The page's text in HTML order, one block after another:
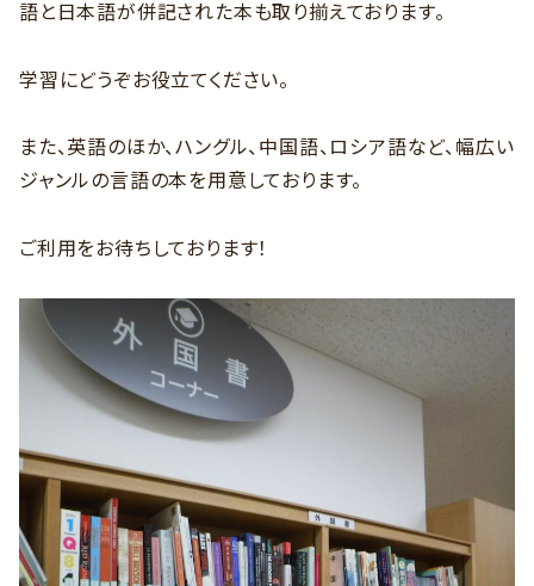
語と日本語が併記された本も取り揃えております。
学習にどうぞお役立てください。
また、英語のほか、ハングル、中国語、ロシア語など、幅広い
ジャンルの言語の本を用意しております。
ご利用をお待ちしております！